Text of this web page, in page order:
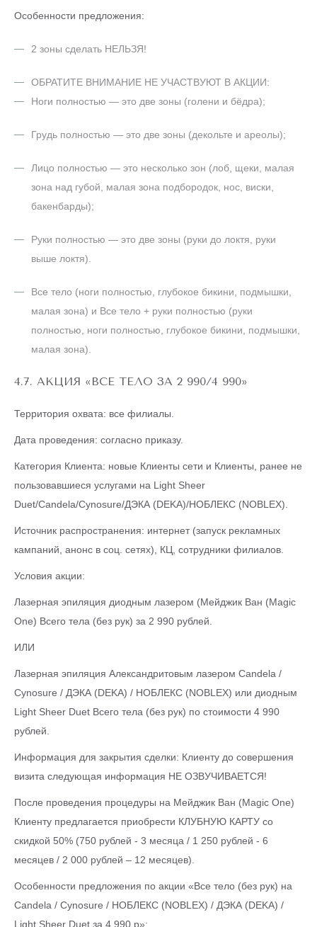
Особенности предложения:
2 зоны сделать НЕЛЬЗЯ!
ОБРАТИТЕ ВНИМАНИЕ НЕ УЧАСТВУЮТ В АКЦИИ:
Ноги полностью — это две зоны (голени и бёдра);
Грудь полностью — это две зоны (декольте и ареолы);
Лицо полностью — это несколько зон (лоб, щеки, малая
зона над губой, малая зона подбородок, нос, виски,
бакенбарды);
Руки полностью — это две зоны (руки до локтя, руки
выше локтя).
Все тело (ноги полностью, глубокое бикини, подмышки,
малая зона) и Все тело + руки полностью (руки
полностью, ноги полностью, глубокое бикини, подмышки,
малая зона).
4.7. АКЦИЯ «ВСЕ ТЕЛО ЗА 2 990/4 990»
Территория охвата: все филиалы.
Дата проведения: согласно приказу.
Категория Клиента: новые Клиенты сети и Клиенты, ранее не
пользовавшиеся услугами на Light Sheer
Duet/Candela/Cynosure/ДЭКА (DEKA)/НОБЛЕКС (NOBLEX).
Источник распространения: интернет (запуск рекламных
кампаний, анонс в соц. сетях), КЦ, сотрудники филиалов.
Условия акции:
Лазерная эпиляция диодным лазером (Мейджик Ван (Magic
One) Всего тела (без рук) за 2 990 рублей.
ИЛИ
Лазерная эпиляция Александритовым лазером Candela /
Cynosure / ДЭКА (DEKA) / НОБЛЕКС (NOBLEX) или диодным
Light Sheer Duet Всего тела (без рук) по стоимости 4 990
рублей.
Информация для закрытия сделки: Клиенту до совершения
визита следующая информация НЕ ОЗВУЧИВАЕТСЯ!
После проведения процедуры на Мейджик Ван (Magic One)
Клиенту предлагается приобрести КЛУБНУЮ КАРТУ со
скидкой 50% (750 рублей - 3 месяца / 1 250 рублей - 6
месяцев / 2 000 рублей – 12 месяцев).
Особенности предложения по акции «Все тело (без рук) на
Candela / Cynosure / НОБЛЕКС (NOBLEX) / ДЭКА (DEKA) /
Light Sheer Duet за 4 990 р»: